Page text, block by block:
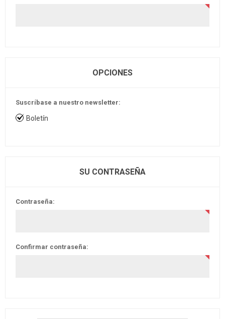
OPCIONES
Suscríbase a nuestro newsletter:
Boletín
SU CONTRASEÑA
Contraseña:
Confirmar contraseña: